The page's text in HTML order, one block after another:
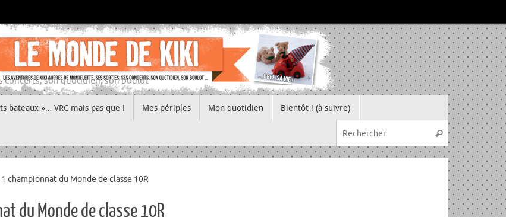
concerts, son quotidien, son boulot
bateaux »… VRC mais pas que ! Mes périples Mon quotidien Bientôt ! (à suivre)
Recherche
Rechercher
championnat du Monde de classe 10R
du Monde de classe 10R